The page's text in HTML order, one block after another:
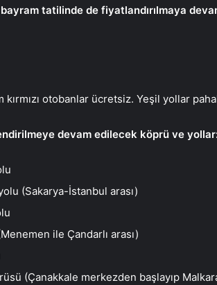
tatilinde de fiyatlandırılmaya
otobanlar ücretsiz. Yeşil yollar
devam edilecek köprü ve
(Sakarya-İstanbul arası)
ile Çandarlı arası)
(Çanakkale merkezden başlayıp